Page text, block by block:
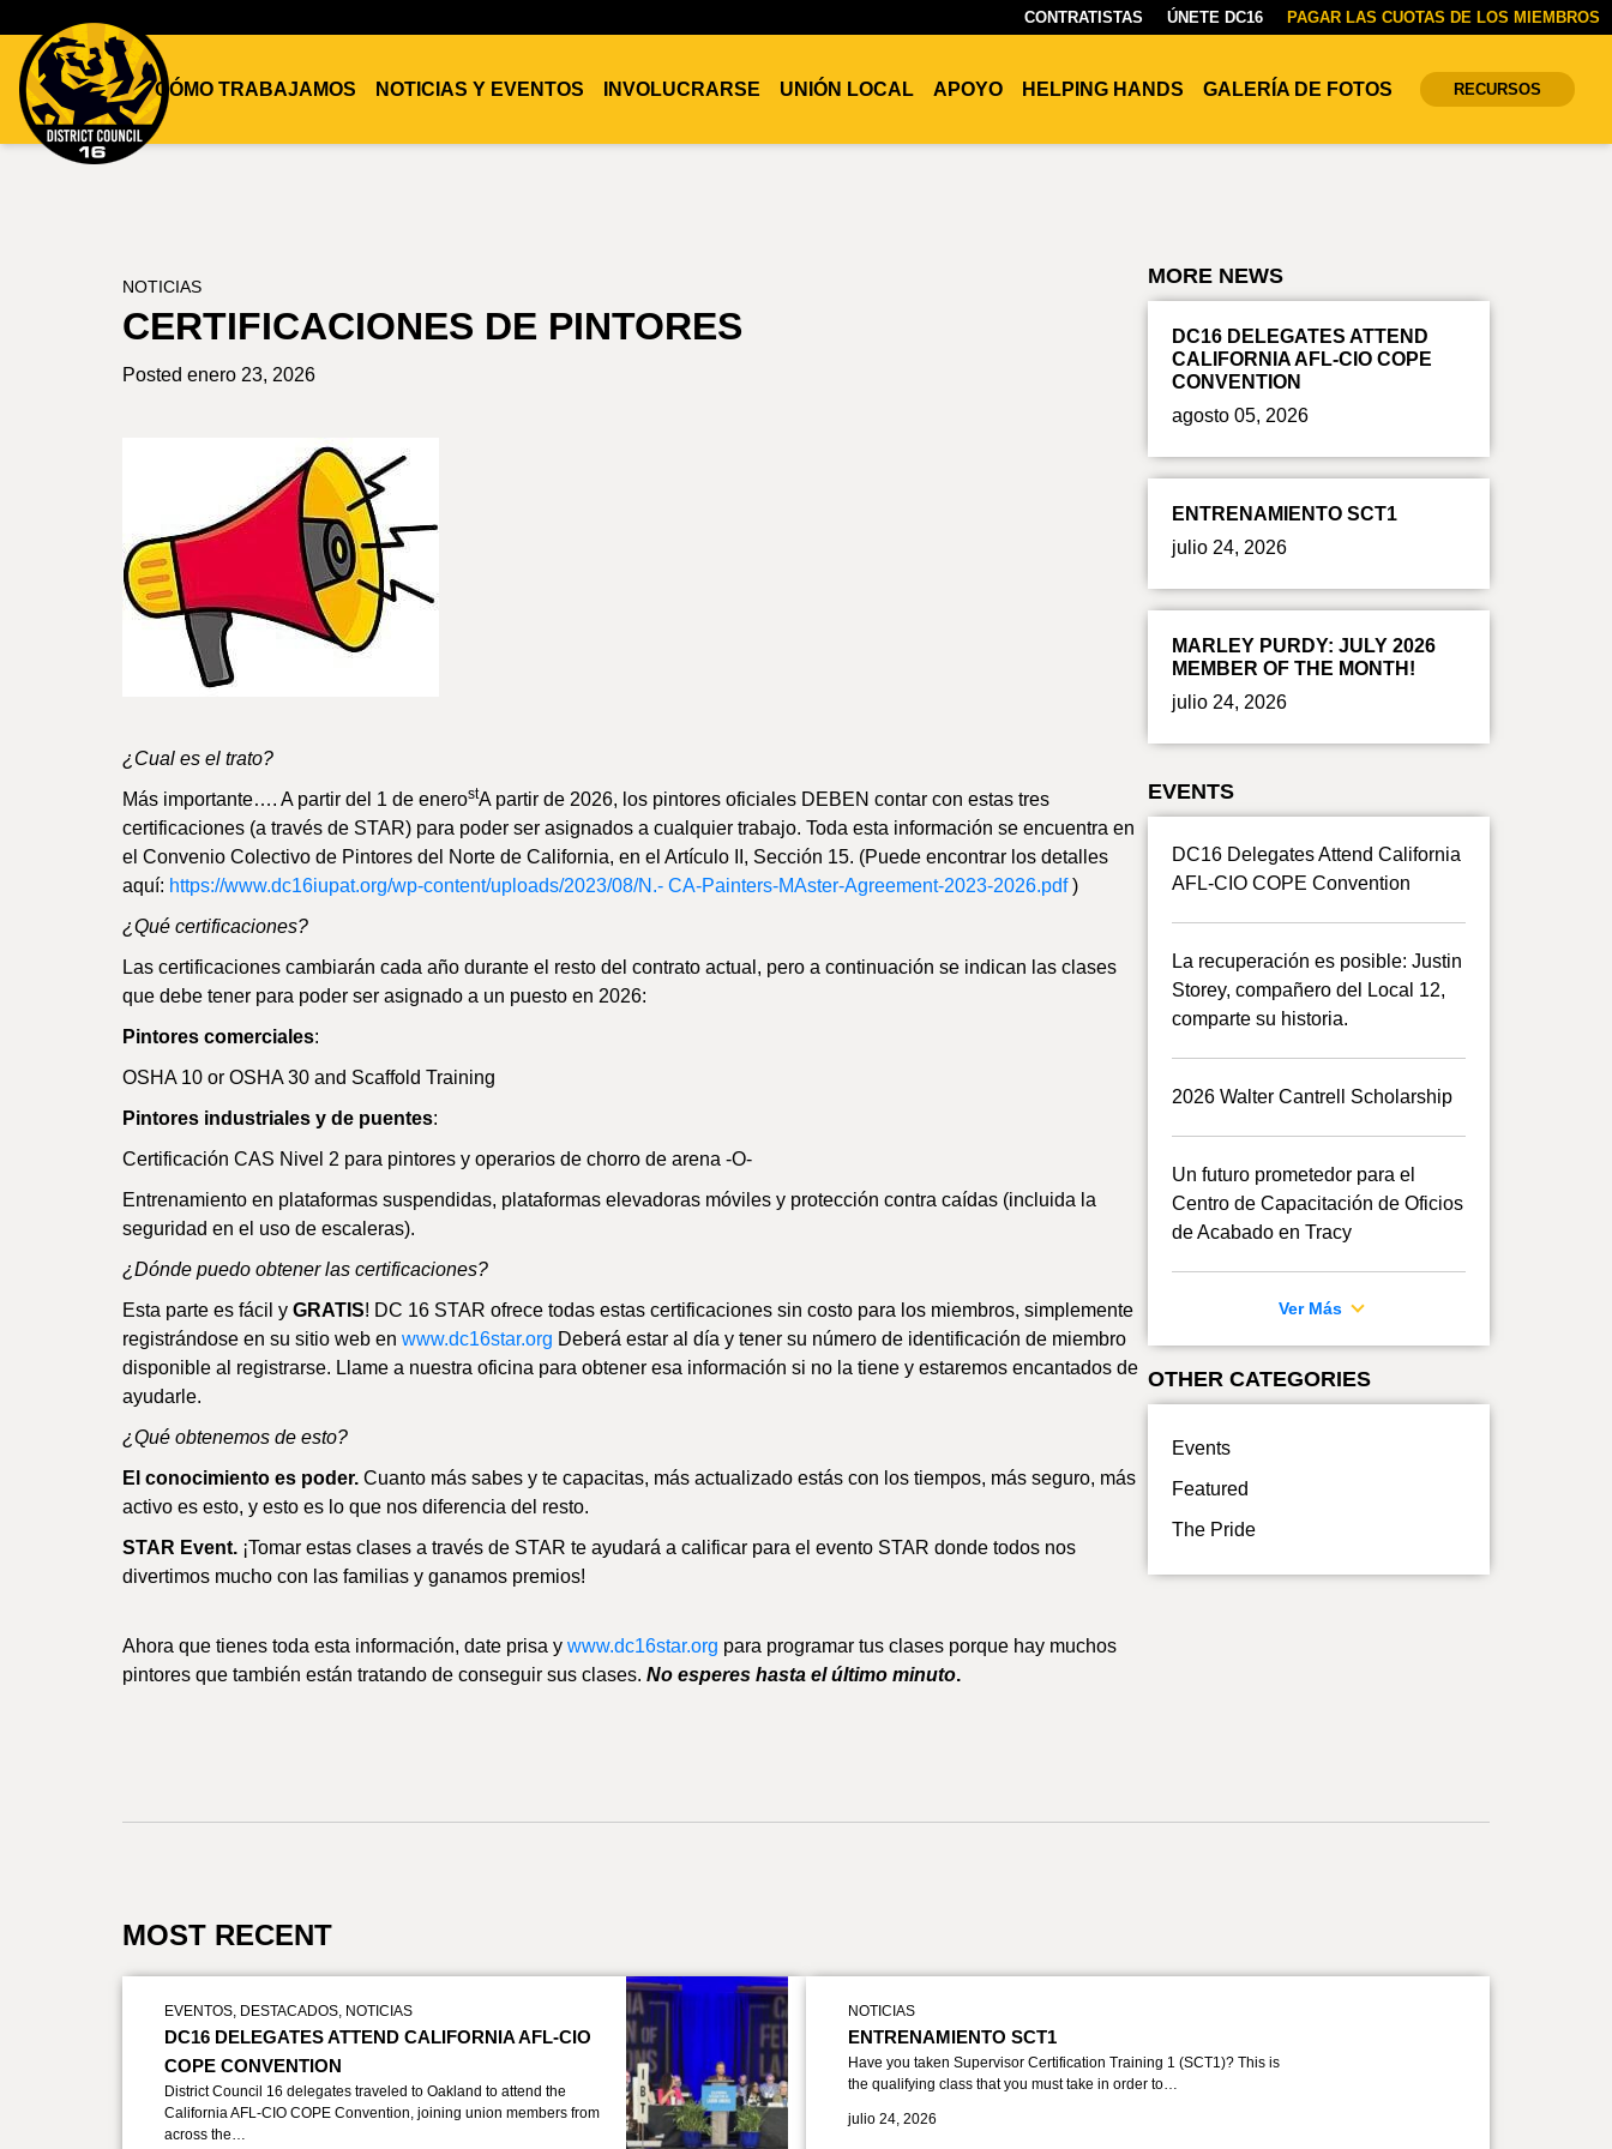
CONTRATISTAS ÚNETE DC16 PAGAR LAS CUOTAS DE LOS MIEMBROS
CÓMO TRABAJAMOS NOTICIAS Y EVENTOS INVOLUCRARSE UNIÓN LOCAL APOYO HELPING HANDS GALERÍA DE FOTOS RECURSOS
NOTICIAS
CERTIFICACIONES DE PINTORES
Posted enero 23, 2026
¿Cual es el trato?
Más importante…. A partir del 1 de enerostA partir de 2026, los pintores oficiales DEBEN contar con estas tres
certificaciones (a través de STAR) para poder ser asignados a cualquier trabajo. Toda esta información se encuentra en
el Convenio Colectivo de Pintores del Norte de California, en el Artículo II, Sección 15. (Puede encontrar los detalles
aquí: https://www.dc16iupat.org/wp-content/uploads/2023/08/N.- CA-Painters-MAster-Agreement-2023-2026.pdf)
¿Qué certificaciones?
Las certificaciones cambiarán cada año durante el resto del contrato actual, pero a continuación se indican las clases
que debe tener para poder ser asignado a un puesto en 2026:
Pintores comerciales:
OSHA 10 or OSHA 30 and Scaffold Training
Pintores industriales y de puentes:
Certificación CAS Nivel 2 para pintores y operarios de chorro de arena -O-
Entrenamiento en plataformas suspendidas, plataformas elevadoras móviles y protección contra caídas (incluida la
seguridad en el uso de escaleras).
¿Dónde puedo obtener las certificaciones?
Esta parte es fácil y GRATIS! DC 16 STAR ofrece todas estas certificaciones sin costo para los miembros, simplemente
registrándose en su sitio web en www.dc16star.org Deberá estar al día y tener su número de identificación de miembro
disponible al registrarse. Llame a nuestra oficina para obtener esa información si no la tiene y estaremos encantados de
ayudarle.
¿Qué obtenemos de esto?
El conocimiento es poder. Cuanto más sabes y te capacitas, más actualizado estás con los tiempos, más seguro, más
activo es esto, y esto es lo que nos diferencia del resto.
STAR Event. ¡Tomar estas clases a través de STAR te ayudará a calificar para el evento STAR donde todos nos
divertimos mucho con las familias y ganamos premios!
Ahora que tienes toda esta información, date prisa y www.dc16star.org para programar tus clases porque hay muchos
pintores que también están tratando de conseguir sus clases. No esperes hasta el último minuto.
MORE NEWS
DC16 DELEGATES ATTEND
CALIFORNIA AFL-CIO COPE
CONVENTION
agosto 05, 2026
ENTRENAMIENTO SCT1
julio 24, 2026
MARLEY PURDY: JULY 2026
MEMBER OF THE MONTH!
julio 24, 2026
EVENTS
DC16 Delegates Attend California
AFL-CIO COPE Convention
La recuperación es posible: Justin
Storey, compañero del Local 12,
comparte su historia.
2026 Walter Cantrell Scholarship
Un futuro prometedor para el
Centro de Capacitación de Oficios
de Acabado en Tracy
Ver Más
OTHER CATEGORIES
Events
Featured
The Pride
MOST RECENT
EVENTOS, DESTACADOS, NOTICIAS
DC16 DELEGATES ATTEND CALIFORNIA AFL-CIO
COPE CONVENTION
District Council 16 delegates traveled to Oakland to attend the
California AFL-CIO COPE Convention, joining union members from
across the…
NOTICIAS
ENTRENAMIENTO SCT1
Have you taken Supervisor Certification Training 1 (SCT1)? This is
the qualifying class that you must take in order to…
julio 24, 2026